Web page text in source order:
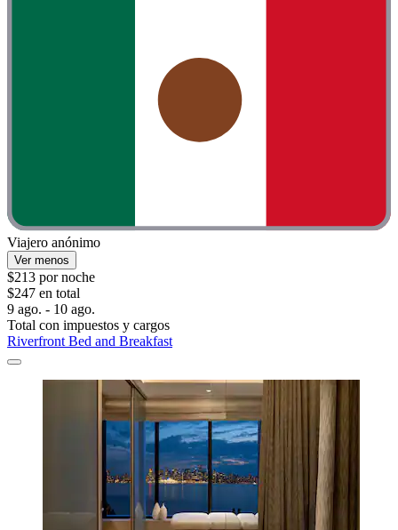
Viajero anónimo
Ver menos
$213 por noche
$247 en total
9 ago. - 10 ago.
Total con impuestos y cargos
Riverfront Bed and Breakfast